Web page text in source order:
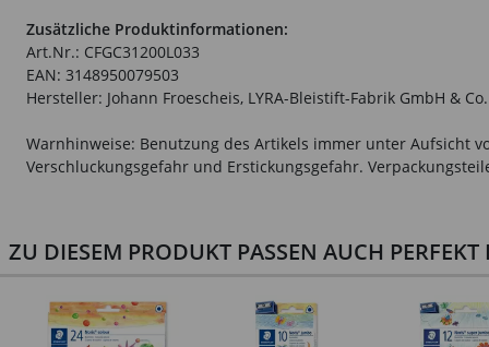
Zusätzliche Produktinformationen:
Art.Nr.: CFGC31200L033
EAN: 3148950079503
Hersteller: Johann Froescheis, LYRA-Bleistift-Fabrik GmbH &
Warnhinweise: Benutzung des Artikels immer unter Aufsicht
Verschluckungsgefahr und Erstickungsgefahr.
ZU DIESEM PRODUKT PASSEN AUCH PERFEKT